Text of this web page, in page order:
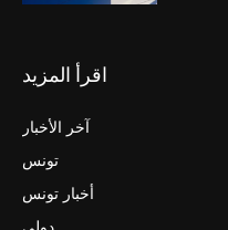
اقرأ المزيد
آخر الأخبار
تونس
أخبار تونس